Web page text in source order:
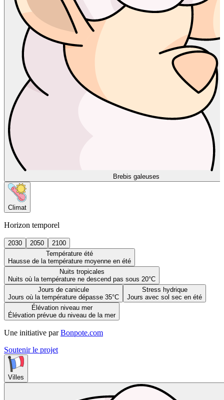
Brebis galeuses
Climat
Horizon temporel
2030 2050
2100
Température été
Hausse de la température moyenne en été
Nuits tropicales
Nuits où la température ne descend pas sous 20°C
Jours de canicule
Jours où la température dépasse 35°C
Stress hydrique
Jours avec sol sec en été
Élévation niveau mer
Élévation prévue du niveau de la mer
Une initiative par Bonpote.com
Soutenir le projet
Villes